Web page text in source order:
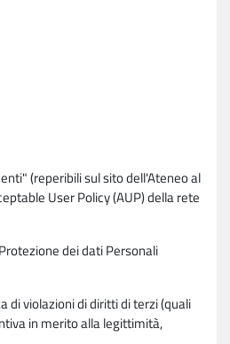
(reperibili sul sito dell'Ateneo al
User Policy (AUP) della rete
dei dati Personali
di violazioni di diritti di terzi (quali
in merito alla legittimità,